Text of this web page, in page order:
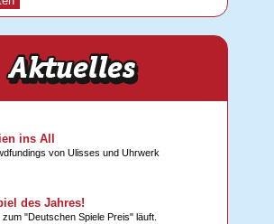
ins All
von Ulisses und Uhrwerk
des Jahres!
zum "Deutschen Spiele Preis" läuft.